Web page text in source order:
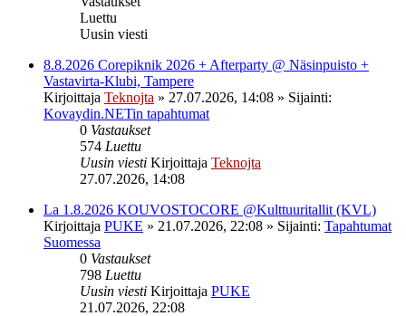
Luettu
Uusin viesti
8.8.2026 Corepiknik 2026 + Afterparty @ Näsinpuisto +
Vastavirta-Klubi, Tampere
Kirjoittaja Teknojta » 27.07.2026, 14:08 » Sijainti:
Kovaydin.NETin tapahtumat
0 Vastaukset
574 Luettu
Uusin viesti Kirjoittaja Teknojta
27.07.2026, 14:08
La 1.8.2026 KOUVOSTOCORE @Kulttuuritallit (KVL)
Kirjoittaja PUKE » 21.07.2026, 22:08 » Sijainti: Tapahtumat
Suomessa
0 Vastaukset
798 Luettu
Uusin viesti Kirjoittaja PUKE
21.07.2026, 22:08